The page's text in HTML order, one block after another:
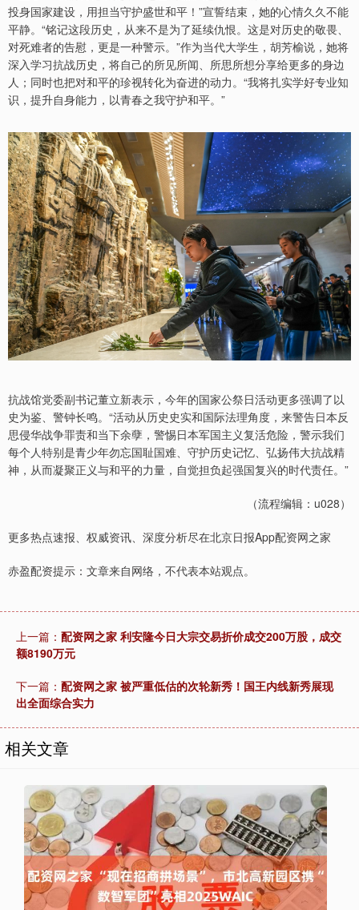
投身国家建设，用担当守护盛世和平！”宣誓结束，她的心情久久不能
平静。“铭记这段历史，从来不是为了延续仇恨。这是对历史的敬畏、
对死难者的告慰，更是一种警示。”作为当代大学生，胡芳榆说，她将
深入学习抗战历史，将自己的所见所闻、所思所想分享给更多的身边
人；同时也把对和平的珍视转化为奋进的动力。“我将扎实学好专业知
识，提升自身能力，以青春之我守护和平。”
抗战馆党委副书记董立新表示，今年的国家公祭日活动更多强调了以
史为鉴、警钟长鸣。“活动从历史史实和国际法理角度，来警告日本反
思侵华战争罪责和当下余孽，警惕日本军国主义复活危险，警示我们
每个人特别是青少年勿忘国耻国难、守护历史记忆、弘扬伟大抗战精
神，从而凝聚正义与和平的力量，自觉担负起强国复兴的时代责任。”
（流程编辑：u028）
更多热点速报、权威资讯、深度分析尽在北京日报App配资网之家
赤盈配资提示：文章来自网络，不代表本站观点。
上一篇： 配资网之家 利安隆今日大宗交易折价成交200万股，成交
额8190万元
下一篇： 配资网之家 被严重低估的次轮新秀！国王内线新秀展现
出全面综合实力
相关文章